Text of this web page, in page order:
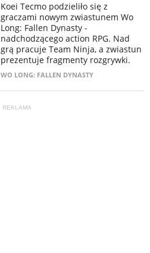
​Koei Tecmo podzieliło się z
graczami nowym zwiastunem Wo
Long: Fallen Dynasty -
nadchodzącego action RPG. Nad
grą pracuje Team Ninja, a zwiastun
prezentuje fragmenty rozgrywki.
WO LONG: FALLEN DYNASTY
REKLAMA